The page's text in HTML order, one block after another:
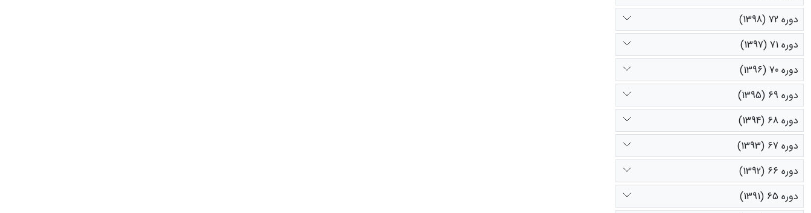
دوره 72 (1398)
دوره 71 (1397)
دوره 70 (1396)
دوره 69 (1395)
دوره 68 (1394)
دوره 67 (1393)
دوره 66 (1392)
دوره 65 (1391)